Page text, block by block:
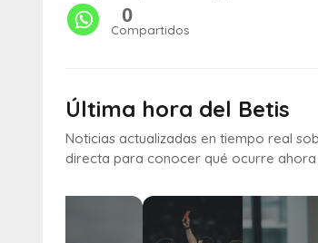
0
Compartidos
Última hora del Betis
Noticias actualizadas en tiempo real
directa para conocer qué ocurre ahora